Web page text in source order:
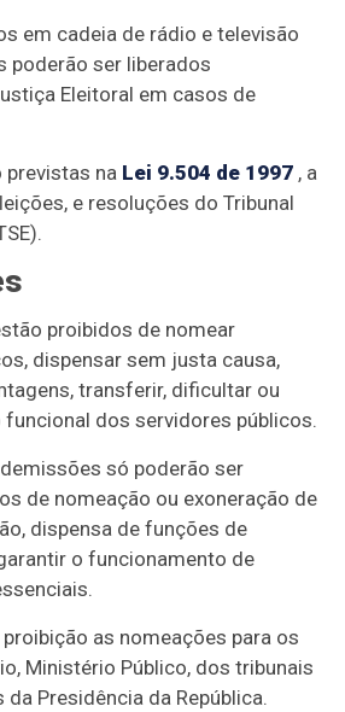
em cadeia de rádio e televisão
poderão ser liberados
Eleitoral em casos de
previstas na Lei 9.504 de 1997 , a
e resoluções do Tribunal
proibidos de nomear
dispensar sem justa causa,
transferir, dificultar ou
dos servidores públicos.
só poderão ser
de nomeação ou exoneração de
dispensa de funções de
o funcionamento de
as nomeações para os
Ministério Público, dos tribunais
Presidência da República.